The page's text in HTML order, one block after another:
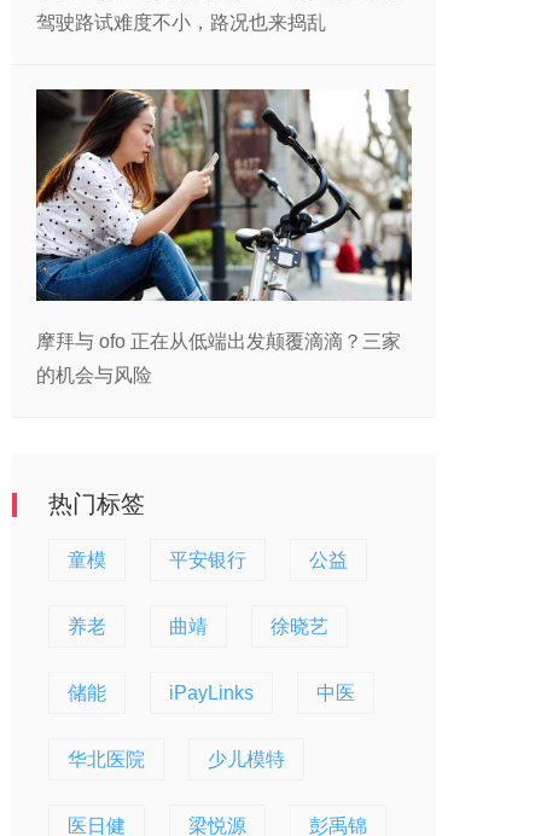
驾驶路试难度不小，路况也来捣乱
摩拜与 ofo 正在从低端出发颠覆滴滴？三家
的机会与风险
热门标签
童模 平安银行 公益
养老 曲靖 徐晓艺
储能 iPayLinks 中医
华北医院 少儿模特
医日健 梁悦源 彭禹锦